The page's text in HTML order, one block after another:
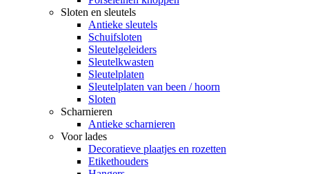
Sloten en sleutels
Antieke sleutels
Schuifsloten
Sleutelgeleiders
Sleutelkwasten
Sleutelplaten
Sleutelplaten van been / hoorn
Sloten
Scharnieren
Antieke scharnieren
Voor lades
Decoratieve plaatjes en rozetten
Etikethouders